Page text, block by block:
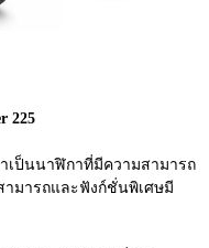
225
าเป็นนาฬิกาที่มีความสามารถ
มารถและฟังก์ชั่นพิเศษมี